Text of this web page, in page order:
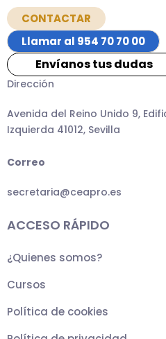
CONTACTAR
Llamar al 954 70 70 00
Envíanos tus dudas
Dirección
Avenida del Reino Unido 9,
Izquierda 41012, Sevilla
Correo
secretaria@ceapro.es
ACCESO RÁPIDO
¿Quienes somos?
Cursos
Política de cookies